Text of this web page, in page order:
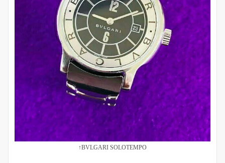
↑BVLGARI SOLOTEMPO